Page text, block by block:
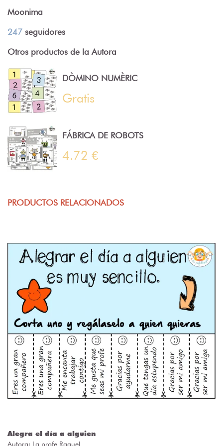
Moonima
247 seguidores
Otros productos de la Autora
DÒMINO NUMÈRIC
Gratis
FÁBRICA DE ROBOTS
4.72 €
PRODUCTOS RELACIONADOS
Alegra el día a alguien
Autora: La profe Raquel